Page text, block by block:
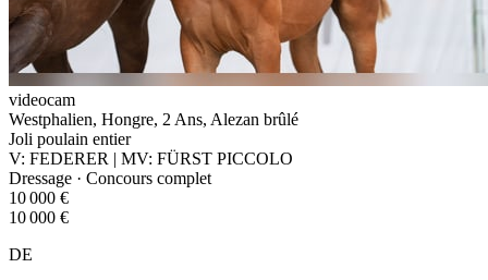
videocam
Westphalien, Hongre, 2 Ans, Alezan brûlé
Joli poulain entier
V: FEDERER | MV: FÜRST PICCOLO
Dressage · Concours complet
10 000 €
10 000 €
DE